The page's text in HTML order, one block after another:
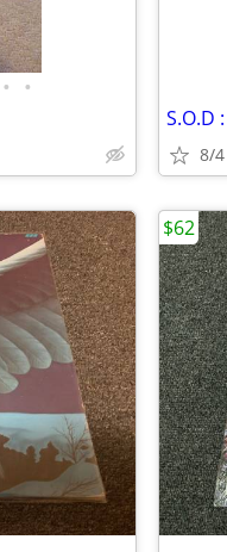
• •
S.O.D
8/4
$62